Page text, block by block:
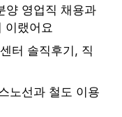
양 영업직 채용과
이랬어요
터 솔직후기, 직
노선과 철도 이용